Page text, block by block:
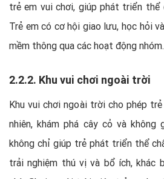
trẻ em vui chơi, giúp phát triển thể
Trẻ em có cơ hội giao lưu, học hỏi
mềm thông qua các hoạt động nhóm.
2.2.2. Khu vui chơi ngoài trời
Khu vui chơi ngoài trời cho phép
nhiên, khám phá cây cỏ và không
không chỉ giúp trẻ phát triển thể
trải nghiệm thú vị và bổ ích, khác